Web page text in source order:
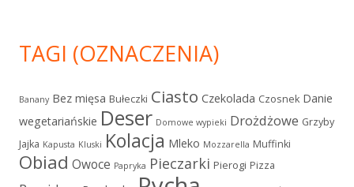
TAGI (OZNACZENIA)
Banany Bez mięsa Bułeczki Ciasto Czekolada Czosnek Danie
wegetariańskie Deser Domowe wypieki Drożdżowe Grzyby
Jajka Kapusta Kluski Kolacja Mleko Mozzarella Muffinki
Obiad Owoce Papryka Pieczarki Pierogi Pizza